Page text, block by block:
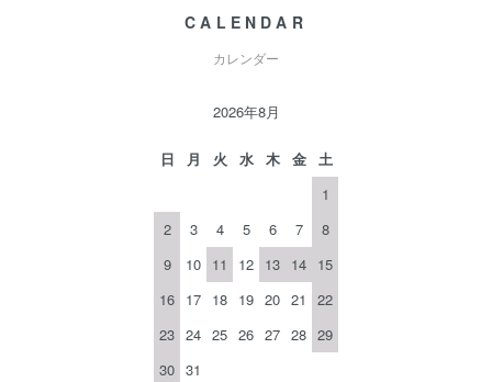
CALENDAR
カレンダー
2026年8月
日 月 火 水 木 金
土
1
2
3 4 5 6 7
8
9
10 11 12 13 14 15
16 17 18 19 20 21
22
23 24 25 26 27 28 29
30 31